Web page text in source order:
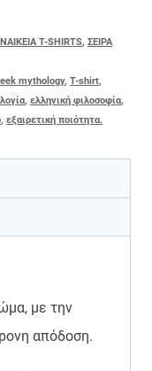
T-SHIRTS, ΣΕΙΡΑ
mythology, T-shirt,
, ελληνική φιλοσοφία,
, εξαιρετική ποιότητα.
με την
απόδοση.